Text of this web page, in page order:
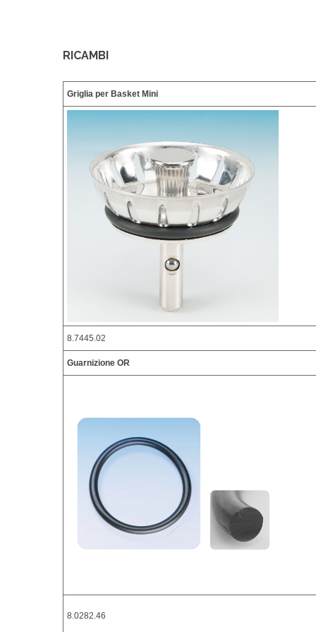
RICAMBI
Griglia per Basket Mini
8.7445.02
Guarnizione OR
8.0282.46